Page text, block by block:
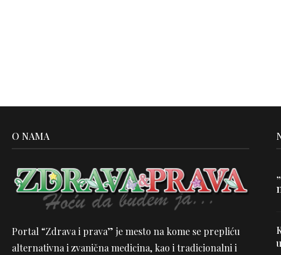
O NAMA
Portal “Zdrava i prava” je mesto na kome se prepliću
alternativna i zvanična medicina, kao i tradicionalni i